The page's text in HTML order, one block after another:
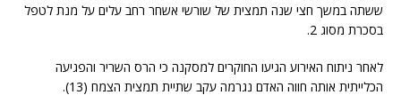
ששתה במשך חצי שנה תמצית של שורשי אשחר רחב עלים על מנת לטפל
בסכרת מסוג 2.
לאחר ניתוח האירוע הגיעו החוקרים למסקנה כי הרס השריר והפגיעה
הכלייתית אותה חווה האדם נגרמה עקב שתיית תמצית הצמח (13).